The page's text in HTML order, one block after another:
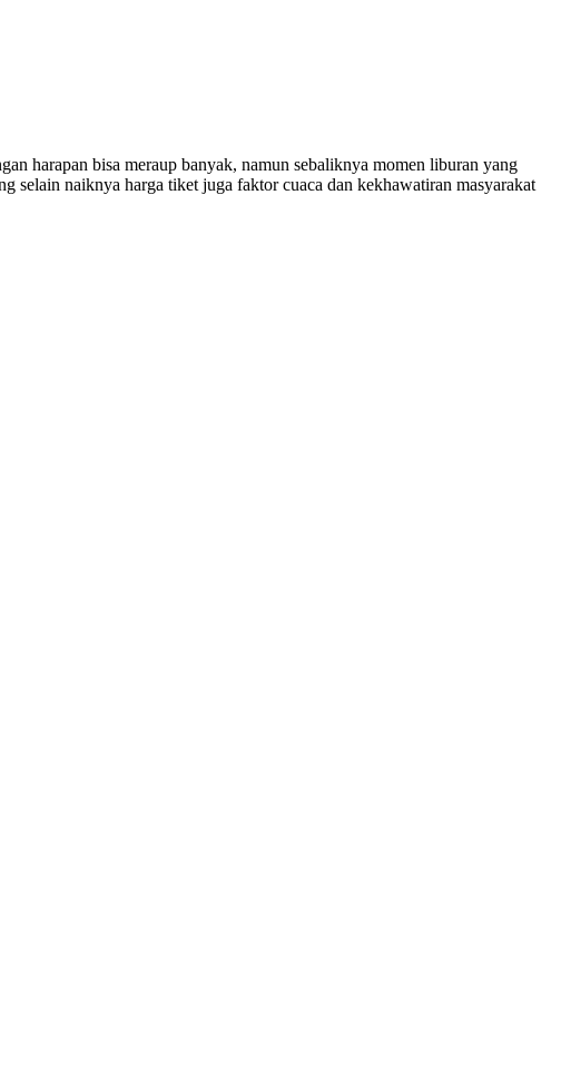
harapan bisa meraup banyak, namun sebaliknya momen liburan yang
selain naiknya harga tiket juga faktor cuaca dan kekhawatiran masyarakat